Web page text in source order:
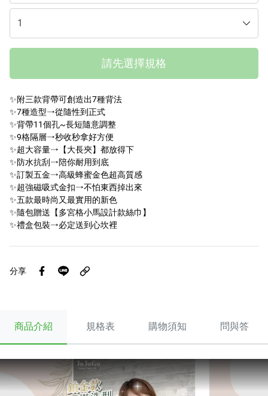
請先選擇規格
✨附三款背帶可創造出7種背法
✨7種造型→從隨性到正式
✨背帶11個孔~長短隨意調整
✨9格隔層→秒收秒拿好方便
✨超大容量→【大長夾】都放得下
✨防水抗刮→陪你耐用到底
✨訂製五金→高級蜂蜜金色超高質感
✨超強磁吸式金扣→不怕東西掉出來
✨五款最時尚又最實用的新色
✨隨包贈送【多宮格小馬設計款絲巾】
✨禮盒包裝→必定送到心坎裡
分享
商品介紹 規格表 購物須知 問與答